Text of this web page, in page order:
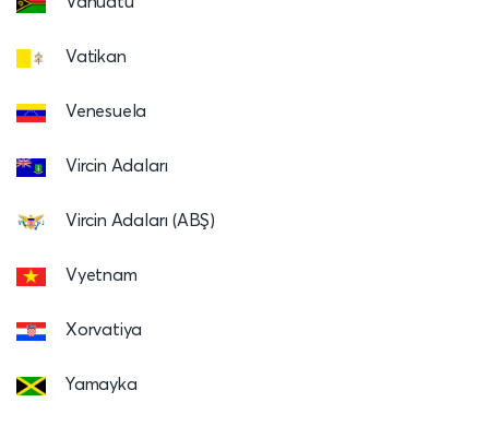
Vatikan
Venesuela
Vircin Adaları
Vircin Adaları (ABŞ)
Vyetnam
Xorvatiya
Yamayka